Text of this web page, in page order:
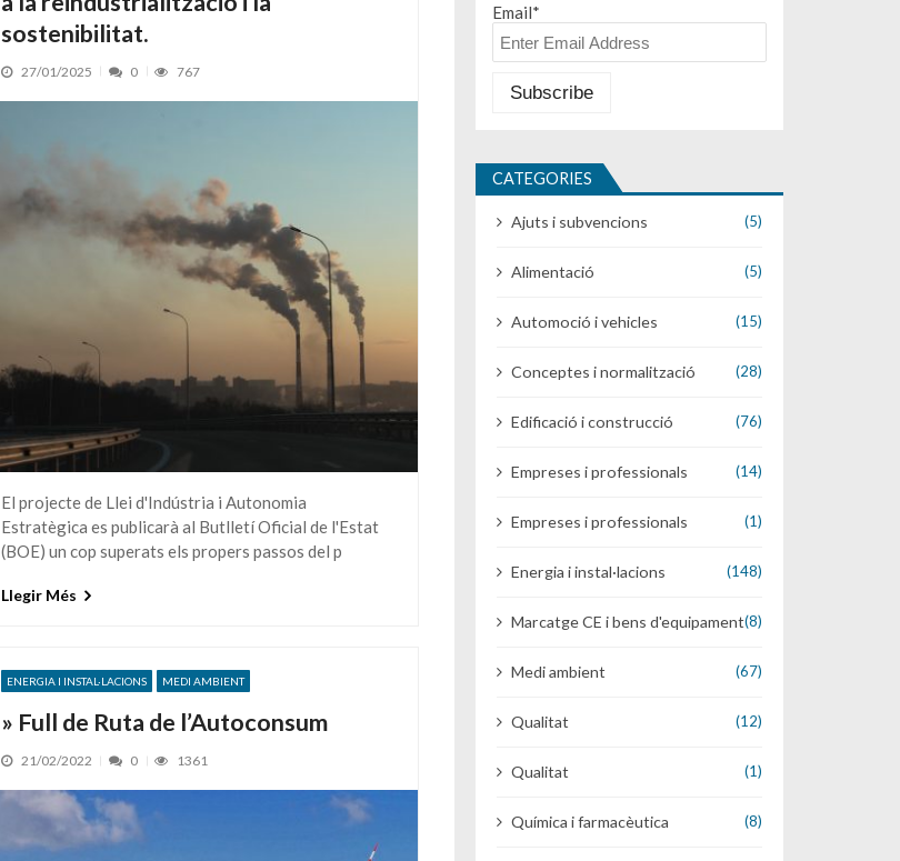
sostenibilitat.
27/01/2025 0 767
El projecte de Llei d'Indústria i Autonomia
Estratègica es publicarà al Butlletí Oficial de l'Estat
(BOE) un cop superats els propers passos del p
Llegir Més
ENERGIA I INSTAL·LACIONS MEDI AMBIENT
» Full de Ruta de l’Autoconsum
21/02/2022 0 1361
Email*
CATEGORIES
Ajuts i subvencions (5)
Alimentació (5)
Automoció i vehicles (15)
Conceptes i normalització (28)
Edificació i construcció (76)
Empreses i professionals (14)
Empreses i professionals (1)
Energia i instal·lacions (148)
Marcatge CE i bens d'equipament(8)
Medi ambient (67)
Qualitat (12)
Qualitat (1)
Química i farmacèutica (8)